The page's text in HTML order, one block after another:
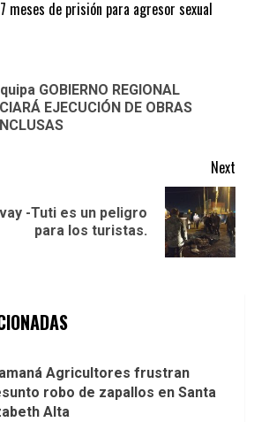
meses de prisión para agresor sexual
GOBIERNO REGIONAL
EJECUCIÓN DE OBRAS
Next
-Tuti es un peligro
para los turistas.
Agricultores frustran
robo de zapallos en Santa
Alta